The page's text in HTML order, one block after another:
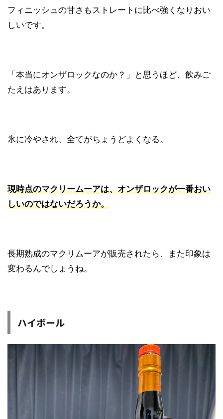
フィニッシュの甘さもストレートに比べ強くなりおい
しいです。
「本当にオンザロックなのか？」と思うほど、飲みご
たえはあります。
氷に冷やされ、全てがちょうどよくなる。
現時点のマクリームーアは、オンザロックが一番おい
しいのではないだろうか。
長期熟成のマクリムーアが販売されたら、また印象は
変わるんでしょうね。
ハイボール